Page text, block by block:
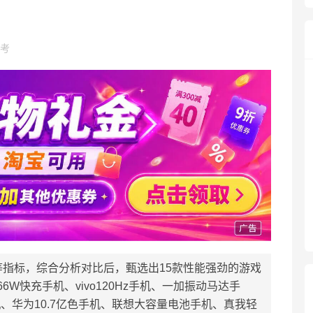
标，综合分析对比后，甄选出15款性能强劲的游戏
快充手机、vivo120Hz手机、一加振动马达手
华为10.7亿色手机、联想大容量电池手机、真我轻